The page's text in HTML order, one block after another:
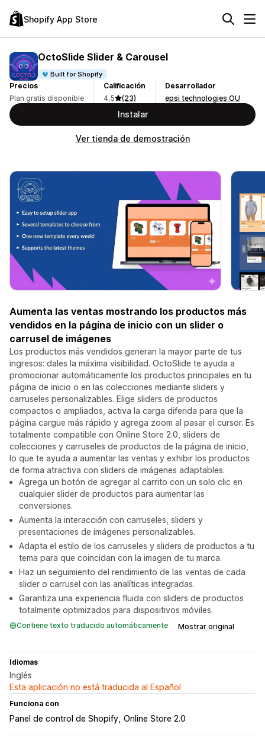
Shopify App Store
OctoSlide Slider & Carousel
Built for Shopify
Precios
Plan gratis disponible
Calificación
4,5
(23)
Desarrollador
epsi technologies OU
Instalar
Ver tienda de demostración
Aumenta las ventas mostrando los productos más
vendidos en la página de inicio con un slider o
carrusel de imágenes
Los productos más vendidos generan la mayor parte de tus
ingresos: dales la máxima visibilidad. OctoSlide te ayuda a
promocionar automáticamente los productos principales en tu
página de inicio o en las colecciones mediante sliders y
carruseles personalizables. Elige sliders de productos
compactos o ampliados, activa la carga diferida para que la
página cargue más rápido y agrega zoom al pasar el cursor. Es
totalmente compatible con Online Store 2.0, sliders de
colecciones y carruseles de productos de la página de inicio,
lo que te ayuda a aumentar las ventas y exhibir los productos
de forma atractiva con sliders de imágenes adaptables.
Agrega un botón de agregar al carrito con un solo clic en
cualquier slider de productos para aumentar las
conversiones.
Aumenta la interacción con carruseles, sliders y
presentaciones de imágenes personalizables.
Adapta el estilo de los carruseles y sliders de productos a tu
tema para que coincidan con la imagen de tu marca.
Haz un seguimiento del rendimiento de las ventas de cada
slider o carrusel con las analíticas integradas.
Garantiza una experiencia fluida con sliders de productos
totalmente optimizados para dispositivos móviles.
Contiene texto traducido automáticamente Mostrar original
Idiomas
Inglés
Esta aplicación no está traducida al Español
Funciona con
Panel de control de Shopify Online Store 2.0